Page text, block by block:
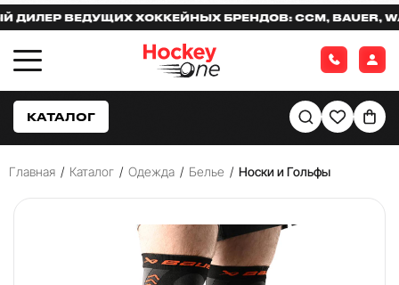
ВЕДУЩИХ ХОККЕЙНЫХ БРЕНДОВ: CCM, BAUER,
КАТАЛОГ
Главная / Каталог / Одежда / Белье / Носки и Гольфы